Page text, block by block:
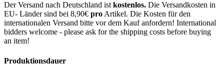
Der Versand nach Deutschland ist kostenlos. Die Versandkosten in
EU- Länder sind bei 8,90€ pro Artikel. Die Kosten für den
internationalen Versand bitte vor dem Kauf anfordern! International
bidders welcome - please ask for the shipping costs before buying
an item!
Produktionsdauer